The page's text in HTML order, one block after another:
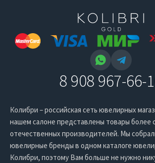
8 908 967-66-
Колибри – российская сеть ювелирных
нашем салоне представлены товары более
отечественных производителей. Мы
ювелирные бренды в одном каталоге
Колибри, поэтому Вам больше не нужно